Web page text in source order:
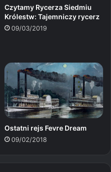
Czytamy Rycerza Siedmiu
Królestw: Tajemniczy rycerz
09/03/2019
Ostatni rejs Fevre Dream
09/02/2018